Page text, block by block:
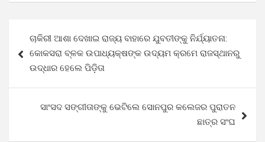
navigation
ଚାକିରୀ ଆଶା ଦେଖାଇ ରାଜ୍ୟ ବାହାରେ ଯୁବତୀଙ୍କୁ ନିର୍ଯ୍ୟାତନା:
କୋକସରା ବ୍ଳକ ଉପାଧ୍ୟକ୍ଷଙ୍କ ଉଦ୍ୟମ କ୍ରମେ ରାଜସ୍ଥାନରୁ
ଉଦ୍ଧାର ହେଲେ ପିଡ଼ିତା
ସାଂସଦ ସଙ୍ଗୀତାଙ୍କୁ ଭେଟିଲେ ସୋନପୁର କଲେଜର ପୁରାତନ
ଛାତ୍ର ସଂଘ